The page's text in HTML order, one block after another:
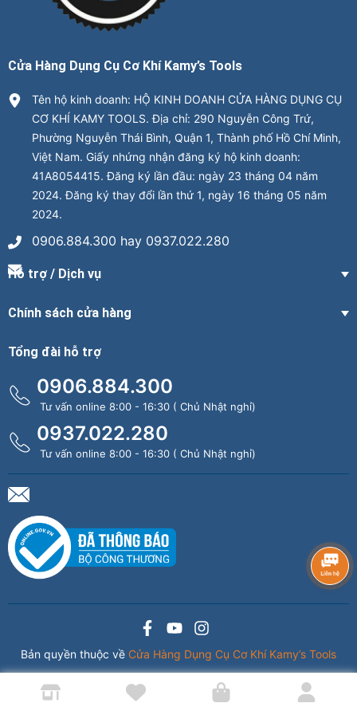
Cửa Hàng Dụng Cụ Cơ Khí Kamy’s Tools
Tên hộ kinh doanh: HỘ KINH DOANH CỬA HÀNG DỤNG CỤ
CƠ KHÍ KAMY TOOLS. Địa chỉ: 290 Nguyễn Công Trứ,
Phường Nguyễn Thái Bình, Quận 1, Thành phố Hồ Chí Minh,
Việt Nam. Giấy nhứng nhận đăng ký hộ kinh doanh:
41A8054415. Đăng ký lần đầu: ngày 23 tháng 04 năm
2024. Đăng ký thay đổi lần thứ 1, ngày 16 tháng 05 năm
2024.
0906.884.300 hay 0937.022.280
Hỗ trợ / Dịch vụ
Chính sách cửa hàng
Tổng đài hỗ trợ
0906.884.300
Tư vấn online 8:00 - 16:30 ( Chủ Nhật nghỉ)
0937.022.280
Tư vấn online 8:00 - 16:30 ( Chủ Nhật nghỉ)
Bản quyền thuộc về Cửa Hàng Dụng Cụ Cơ Khí Kamy’s Tools